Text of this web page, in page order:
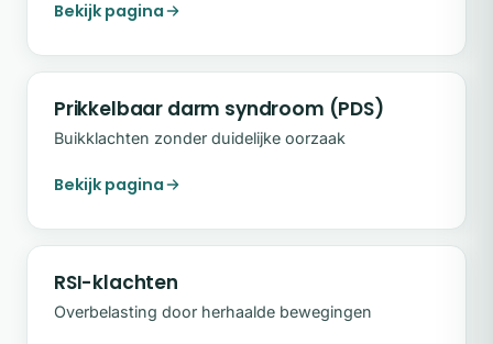
Bekijk pagina
Prikkelbaar darm syndroom (PDS)
Buikklachten zonder duidelijke oorzaak
Bekijk pagina
RSI-klachten
Overbelasting door herhaalde bewegingen